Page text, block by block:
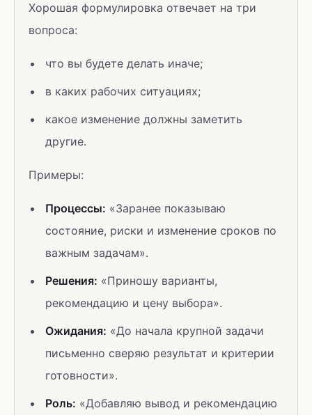
Хорошая формулировка отвечает на три
вопроса:
что вы будете делать иначе;
в каких рабочих ситуациях;
какое изменение должны заметить
другие.
Примеры:
Процессы: «Заранее показываю
состояние, риски и изменение сроков по
важным задачам».
Решения: «Приношу варианты,
рекомендацию и цену выбора».
Ожидания: «До начала крупной задачи
письменно сверяю результат и критерии
готовности».
Роль: «Добавляю вывод и рекомендацию